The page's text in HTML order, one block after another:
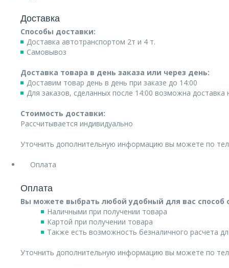
Доставка
Способы доставки:
Доставка автотранспортом 2т и 4 т.
Самовывоз
Доставка товара в день заказа или через день:
Доставим товар день в день при заказе до 14:00
Для заказов, сделанных после 14:00 возможна
Стоимость доставки:
Рассчитывается индивидуально
Уточнить дополнительную информацию вы можете по
Оплата
Оплата
Вы можете выбрать любой удобный для вас способ
Наличными при получении товара
Картой при получении товара
Также есть возможность безналичного расчета
Уточнить дополнительную информацию вы можете по